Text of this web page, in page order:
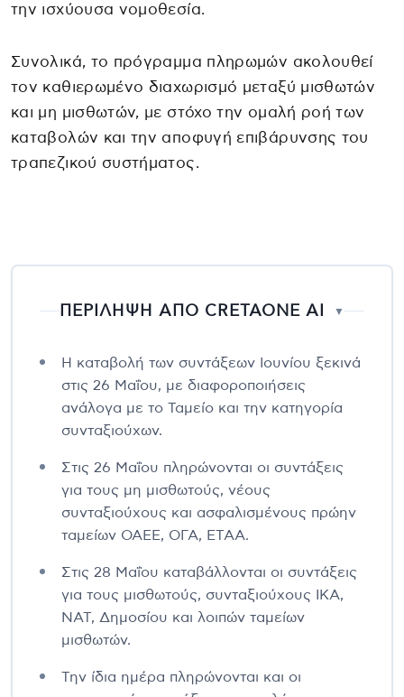
την ισχύουσα νομοθεσία.
Συνολικά, το πρόγραμμα πληρωμών ακολουθεί
τον καθιερωμένο διαχωρισμό μεταξύ μισθωτών
και μη μισθωτών, με στόχο την ομαλή ροή των
καταβολών και την αποφυγή επιβάρυνσης του
τραπεζικού συστήματος.
ΠΕΡΙΛΗΨΗ ΑΠΟ CRETAONE AI ▼
Η καταβολή των συντάξεων Ιουνίου ξεκινά
στις 26 Μαΐου, με διαφοροποιήσεις
ανάλογα με το Ταμείο και την κατηγορία
συνταξιούχων.
Στις 26 Μαΐου πληρώνονται οι συντάξεις
για τους μη μισθωτούς, νέους
συνταξιούχους και ασφαλισμένους πρώην
ταμείων ΟΑΕΕ, ΟΓΑ, ΕΤΑΑ.
Στις 28 Μαΐου καταβάλλονται οι συντάξεις
για τους μισθωτούς, συνταξιούχους ΙΚΑ,
ΝΑΤ, Δημοσίου και λοιπών ταμείων
μισθωτών.
Την ίδια ημέρα πληρώνονται και οι